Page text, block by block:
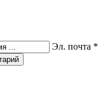
Эл. почта *